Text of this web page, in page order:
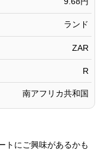
29,054.26円
29,054.35円
29,054.45円
29,054.64円
29,054.84円
ランド
ZAR
R
南アフリカ共和国
トにご興味があるかも